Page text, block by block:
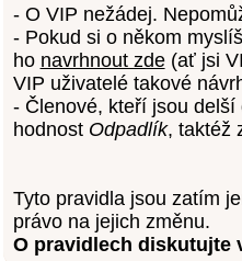
- O VIP nežádej.
- Pokud si o někom
ho navrhnout zde(ať jsi
VIP uživatelé takové
- Členové, kteří jsou
hodnost Odpadlík, taktéž
Tyto pravidla jsou zatím
právo na jejich změnu.
O pravidlech diskutujte